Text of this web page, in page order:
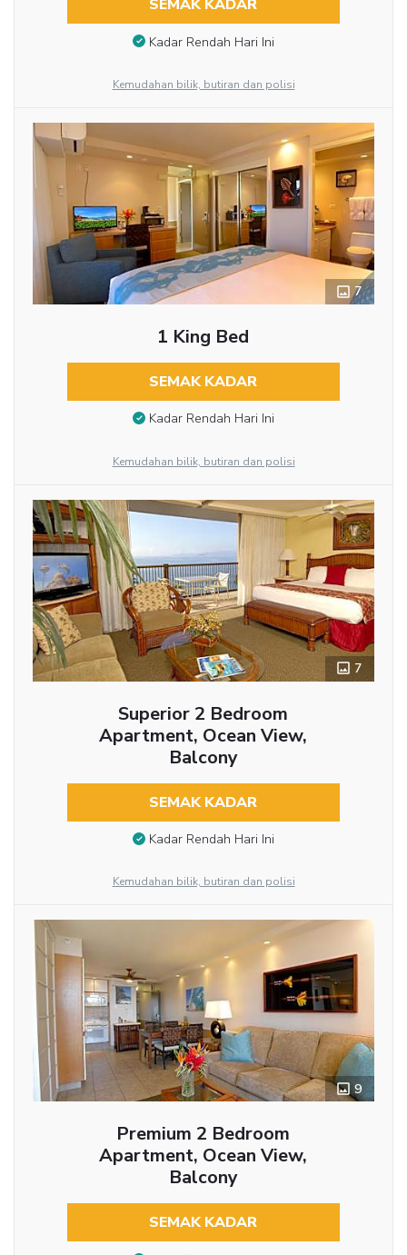
SEMAK KADAR
Kadar Rendah Hari Ini
Kemudahan bilik, butiran dan polisi
7
1 King Bed
SEMAK KADAR
Kadar Rendah Hari Ini
Kemudahan bilik, butiran dan polisi
7
Superior 2 Bedroom
Apartment, Ocean View,
Balcony
SEMAK KADAR
Kadar Rendah Hari Ini
Kemudahan bilik, butiran dan polisi
9
Premium 2 Bedroom
Apartment, Ocean View,
Balcony
SEMAK KADAR